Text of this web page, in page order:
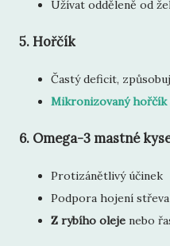
Užívat odděleně od
5. Hořčík
Častý deficit,
Mikronizovaný hořčík
6. Omega-3 mastné
Protizánětlivý účinek
Podpora hojení střeva
Z rybího oleje nebo